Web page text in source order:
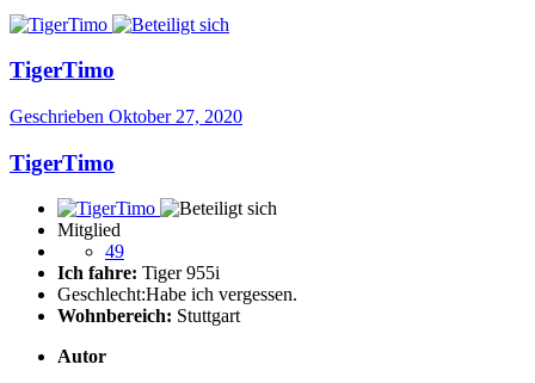
TigerTimo
Geschrieben Oktober 27, 2020
TigerTimo
Mitglied
49
Ich fahre: Tiger 955i
Geschlecht:Habe ich vergessen.
Wohnbereich: Stuttgart
Autor